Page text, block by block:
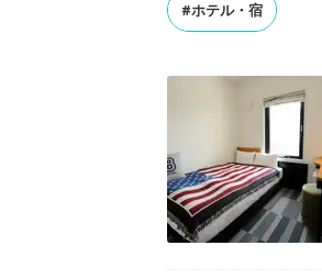
#ホテル・宿